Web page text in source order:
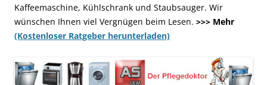
Kaffeemaschine, Kühlschrank und Staubsauger. Wir
wünschen Ihnen viel Vergnügen beim Lesen. >>> Mehr
(Kostenloser Ratgeber herunterladen)